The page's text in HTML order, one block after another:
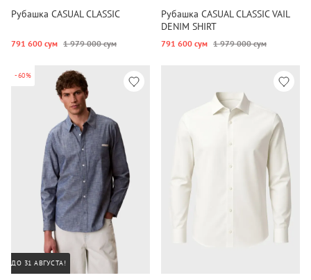
Рубашка CASUAL CLASSIC
791 600 сум 1 979 000 сум
Рубашка CASUAL CLASSIC VAIL
DENIM SHIRT
791 600 сум 1 979 000 сум
-60%
ДО 31 АВГУСТА!